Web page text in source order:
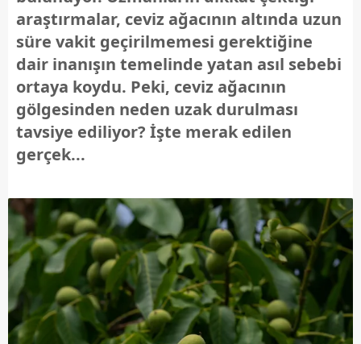
araştırmalar, ceviz ağacının altında uzun
süre vakit geçirilmemesi gerektiğine
dair inanışın temelinde yatan asıl sebebi
ortaya koydu. Peki, ceviz ağacının
gölgesinden neden uzak durulması
tavsiye ediliyor? İşte merak edilen
gerçek...